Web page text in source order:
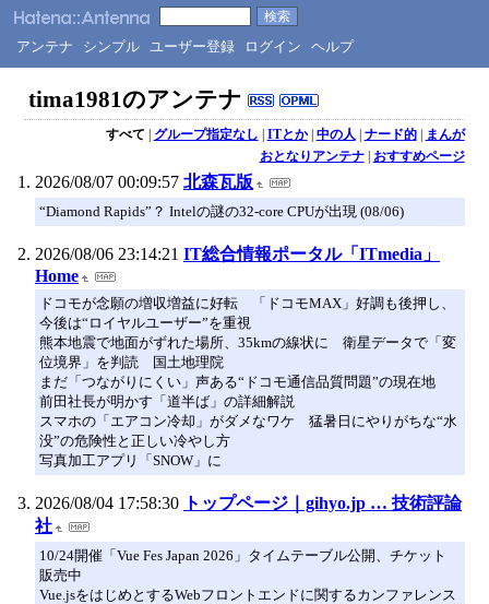
アンテナ シンプル ユーザー登録 ログイン ヘルプ
tima1981のアンテナ
すべて | グループ指定なし | ITとか| 中の人 | ナード的| まんが
おとなりアンテナ| おすすめページ
2026/08/07 00:09:57 北森瓦版
“Diamond Rapids”？ Intelの謎の32-core CPUが出現 (08/06)
2026/08/06 23:14:21 IT総合情報ポータル「ITmedia」
Home
ドコモが念願の増収増益に好転 「ドコモMAX」好調も後押し、
今後は“ロイヤルユーザー”を重視
熊本地震で地面がずれた場所、35kmの線状に 衛星データで「変
位境界」を判読 国土地理院
まだ「つながりにくい」声ある“ドコモ通信品質問題”の現在地
前田社長が明かす「道半ば」の詳細解説
スマホの「エアコン冷却」がダメなワケ 猛暑日にやりがちな“水
没”の危険性と正しい冷やし方
写真加工アプリ「SNOW」に
2026/08/04 17:58:30
トップページ｜gihyo.jp … 技術評論
社
10/24開催「Vue Fes Japan 2026」タイムテーブル公開⁠⁠、チケット
販売中
Vue.jsをはじめとするWebフロントエンドに関するカンファレンス